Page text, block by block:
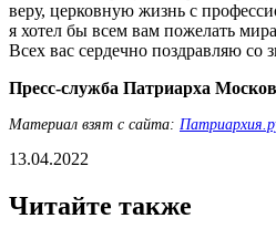
веру, церковную жизнь с
я хотел бы всем вам пожелать
Всех вас сердечно поздравляю со
Пресс-служба Патриарха
Материал взят с сайта:
13.04.2022
Читайте также